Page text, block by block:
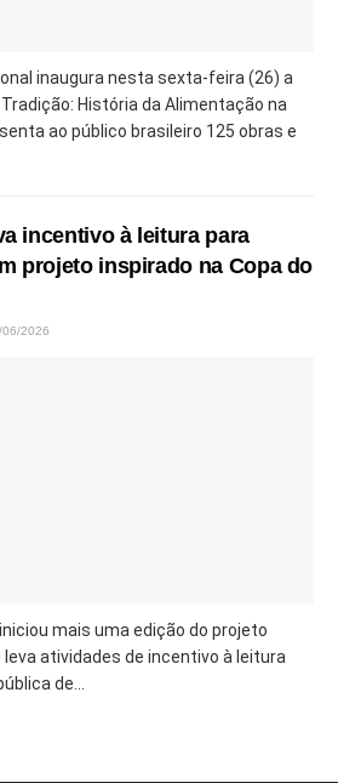
inaugura nesta sexta-feira (26) a
História da Alimentação na
ao público brasileiro 125 obras e
incentivo à leitura para
projeto inspirado na Copa do
06/2026
mais uma edição do projeto
leva atividades de incentivo à leitura
de...